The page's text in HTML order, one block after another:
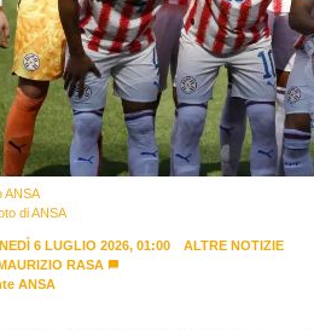
ANSA
di ANSA
6 LUGLIO 2026, 01:00
ALTRE NOTIZIE
RASA
ANSA